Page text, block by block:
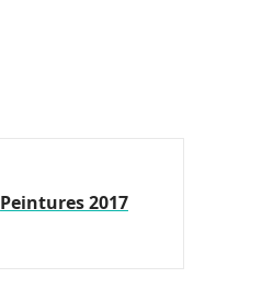
Peintures 2017